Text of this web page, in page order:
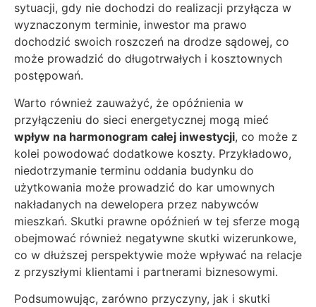
sytuacji, gdy nie dochodzi do realizacji przyłącza w
wyznaczonym terminie, inwestor ma prawo
dochodzić swoich roszczeń na drodze sądowej, co
może prowadzić do długotrwałych i kosztownych
postępowań.
Warto również zauważyć, że opóźnienia w
przyłączeniu do sieci energetycznej mogą mieć
wpływ na harmonogram całej inwestycji, co może z
kolei powodować dodatkowe koszty. Przykładowo,
niedotrzymanie terminu oddania budynku do
użytkowania może prowadzić do kar umownych
nakładanych na dewelopera przez nabywców
mieszkań. Skutki prawne opóźnień w tej sferze mogą
obejmować również negatywne skutki wizerunkowe,
co w dłuższej perspektywie może wpływać na relacje
z przyszłymi klientami i partnerami biznesowymi.
Podsumowując, zarówno przyczyny, jak i skutki